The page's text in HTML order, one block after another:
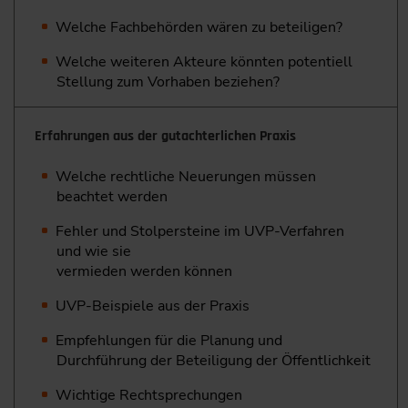
Welche Fachbehörden wären zu beteiligen?
Welche weiteren Akteure könnten potentiell
Stellung zum Vorhaben beziehen?
Erfahrungen aus der gutachterlichen Praxis
Welche rechtliche Neuerungen müssen
beachtet werden
Fehler und Stolpersteine im UVP-Verfahren
und wie sie
vermieden werden können
UVP-Beispiele aus der Praxis
Empfehlungen für die Planung und
Durchführung der Beteiligung der Öffentlichkeit
Wichtige Rechtsprechungen